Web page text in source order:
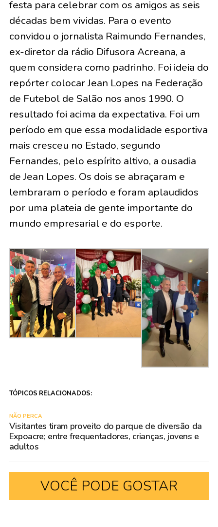
festa para celebrar com os amigos as seis
décadas bem vividas. Para o evento
convidou o jornalista Raimundo Fernandes,
ex-diretor da rádio Difusora Acreana, a
quem considera como padrinho. Foi ideia do
repórter colocar Jean Lopes na Federação
de Futebol de Salão nos anos 1990. O
resultado foi acima da expectativa. Foi um
período em que essa modalidade esportiva
mais cresceu no Estado, segundo
Fernandes, pelo espírito altivo, a ousadia
de Jean Lopes. Os dois se abraçaram e
lembraram o período e foram aplaudidos
por uma plateia de gente importante do
mundo empresarial e do esporte.
TÓPICOS RELACIONADOS:
NÃO PERCA
Visitantes tiram proveito do parque de diversão da
Expoacre; entre frequentadores, crianças, jovens e
adultos
VOCÊ PODE GOSTAR